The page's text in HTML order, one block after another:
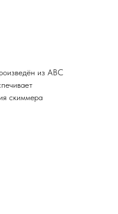
из ABC
скиммера